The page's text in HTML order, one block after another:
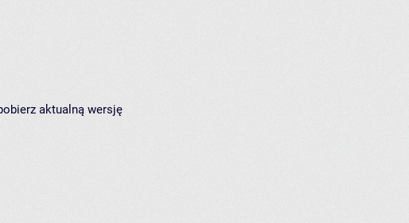
aktualną wersję